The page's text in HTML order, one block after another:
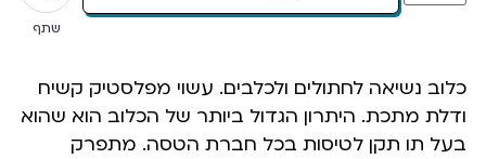
שתף
כלוב נשיאה לחתולים ולכלבים. עשוי מפלסטיק קשיח
ודלת מתכת. היתרון הגדול ביותר של הכלוב הוא שהוא
בעל תו תקן לטיסות בכל חברת הטסה. מתפרק